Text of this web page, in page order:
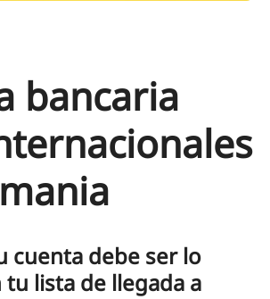
bancaria
cuenta debe ser lo
lista de llegada a